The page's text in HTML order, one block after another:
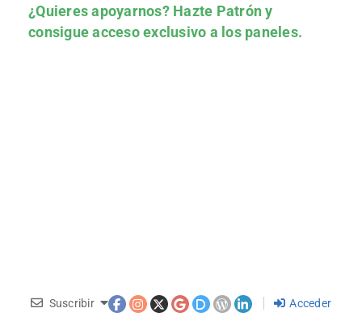
¿Quieres apoyarnos? Hazte Patróny
consigue acceso exclusivo a los paneles.
Suscribir Acceder